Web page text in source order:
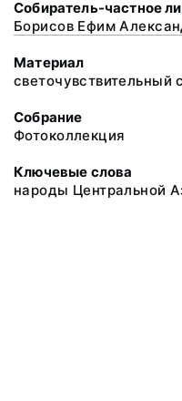
Собиратель-частное
Борисов Ефим
Материал
Собрание
Фотоколлекция
Ключевые слова
народы Центральной